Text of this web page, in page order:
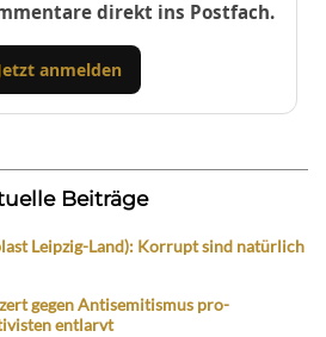
direkt ins Postfach.
anmelden
Beiträge
Leipzig-Land): Korrupt sind natürlich
gegen Antisemitismus pro-
entlarvt